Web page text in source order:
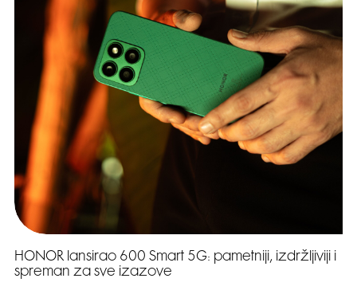
HONOR lansirao 600 Smart 5G: pametniji, izdržljiviji i
spreman za sve izazove